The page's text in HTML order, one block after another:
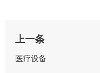
上一条
医疗设备